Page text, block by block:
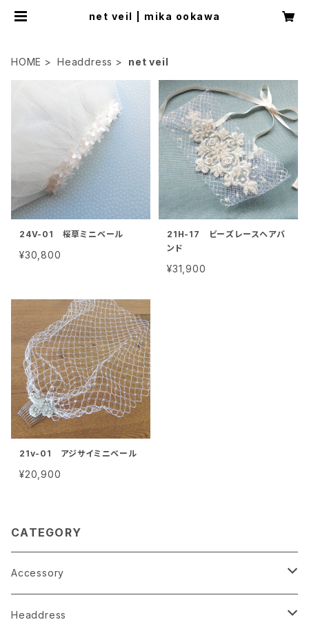
net veil | mika ookawa
HOME Headdress net veil
24V-01 桜草ミニベール
¥30,800
21H-17 ビーズレースヘアバ
ンド
¥31,900
21v-01 アジサイミニベール
¥20,900
CATEGORY
Accessory
earrings
Headdress